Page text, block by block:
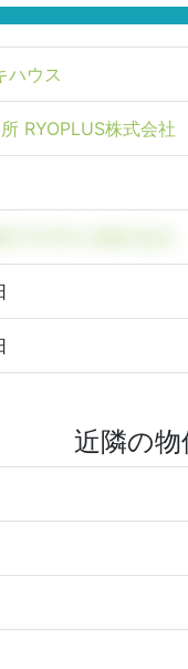
ハウス
RYOPLUS株式会社
近隣の